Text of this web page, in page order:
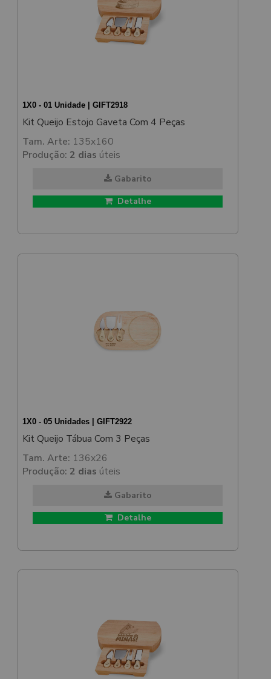
1X0 - 01 Unidade | GIFT2918
Kit Queijo Estojo Gaveta Com 4 Peças
Tam. Arte: 135x160
Produção: 2 dias úteis
Gabarito
Detalhe
1X0 - 05 Unidades | GIFT2922
Kit Queijo Tábua Com 3 Peças
Tam. Arte: 136x26
Produção: 2 dias úteis
Gabarito
Detalhe